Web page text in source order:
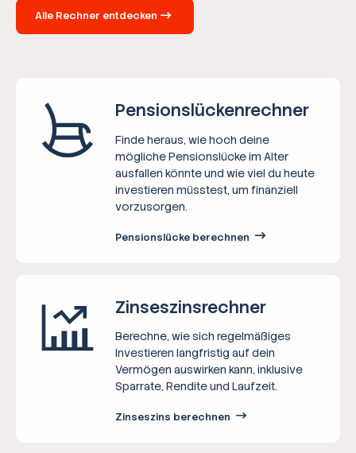
Alle Rechner entdecken
Pensions­lücken­rechner
Finde heraus, wie hoch deine
mögliche Pensionslücke im Alter
ausfallen könnte und wie viel du heute
investieren müsstest, um finanziell
vorzusorgen.
Pensionslücke berechnen
Zinseszins­rechner
Berechne, wie sich regelmäßiges
Investieren langfristig auf dein
Vermögen auswirken kann, inklusive
Sparrate, Rendite und Laufzeit.
Zinseszins berechnen